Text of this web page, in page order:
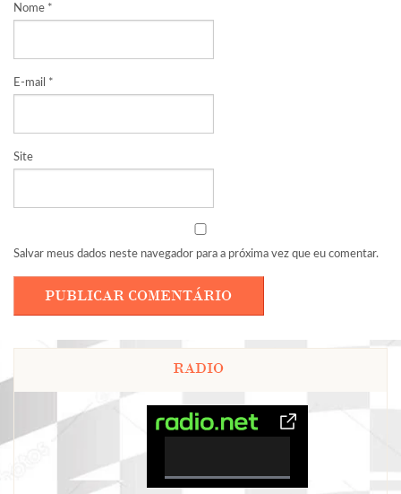
Nome *
E-mail *
Site
Salvar meus dados neste navegador para a próxima vez que eu comentar.
RADIO
0%